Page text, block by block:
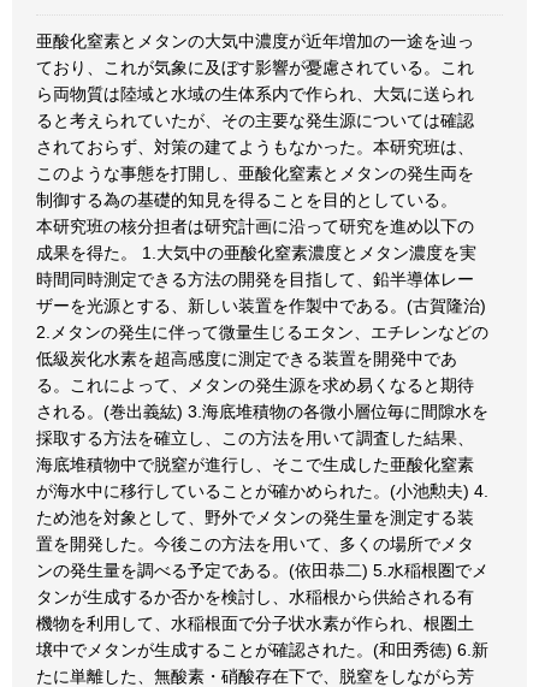
亜酸化窒素とメタンの大気中濃度が近年増加の一途を辿っ
ており、これが気象に及ぼす影響が憂慮されている。これ
ら両物質は陸域と水域の生体系内で作られ、大気に送られ
ると考えられていたが、その主要な発生源については確認
されておらず、対策の建てようもなかった。本研究班は、
このような事態を打開し、亜酸化窒素とメタンの発生両を
制御する為の基礎的知見を得ることを目的としている。
本研究班の核分担者は研究計画に沿って研究を進め以下の
成果を得た。 1.大気中の亜酸化窒素濃度とメタン濃度を実
時間同時測定できる方法の開発を目指して、鉛半導体レー
ザーを光源とする、新しい装置を作製中である。(古賀隆治)
2.メタンの発生に伴って微量生じるエタン、エチレンなどの
低級炭化水素を超高感度に測定できる装置を開発中であ
る。これによって、メタンの発生源を求め易くなると期待
される。(巻出義紘) 3.海底堆積物の各微小層位毎に間隙水を
採取する方法を確立し、この方法を用いて調査した結果、
海底堆積物中で脱窒が進行し、そこで生成した亜酸化窒素
が海水中に移行していることが確かめられた。(小池勲夫) 4.
ため池を対象として、野外でメタンの発生量を測定する装
置を開発した。今後この方法を用いて、多くの場所でメタ
ンの発生量を調べる予定である。(依田恭二) 5.水稲根圏でメ
タンが生成するか否かを検討し、水稲根から供給される有
機物を利用して、水稲根面で分子状水素が作られ、根圏土
壌中でメタンが生成することが確認された。(和田秀徳) 6.新
たに単離した、無酸素・硝酸存在下で、脱窒をしながら芳